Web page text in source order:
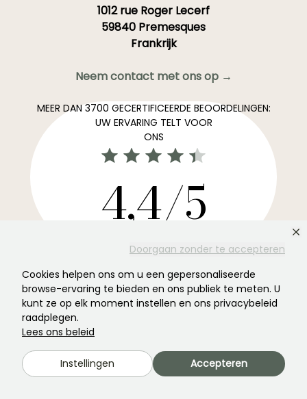
Doorgaan zonder te accepteren
Cookies helpen ons om u een gepersonaliseerde
browse-ervaring te bieden en ons publiek te meten. U
kunt ze op elk moment instellen en ons privacybeleid
raadplegen.
Lees ons beleid
Instellingen Accepteren
1012 rue Roger Lecerf
59840 Premesques
Frankrijk
Neem contact met ons op →
MEER DAN 3700 GECERTIFICEERDE BEOORDELINGEN:
UW ERVARING TELT VOOR
ONS
4,4/5
Alle beoordelingen →
De favoriete nieuwsbrief voor tuinen. →
Ontvang ons nieuws en onze ideeën om het hele jaar
door van uw tuin te genieten.
Abonneren →